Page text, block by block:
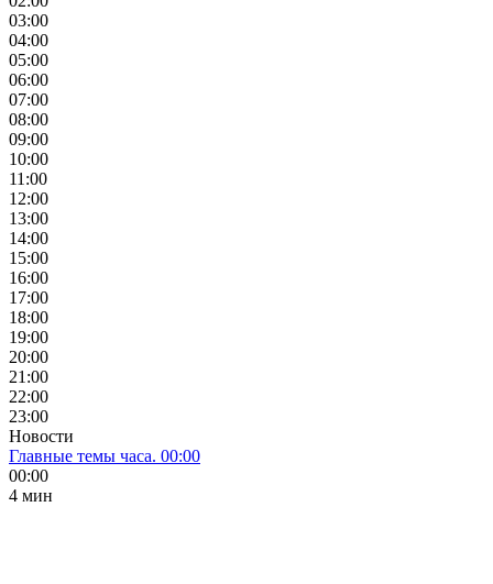
03:00
04:00
05:00
06:00
07:00
08:00
09:00
10:00
11:00
12:00
13:00
14:00
15:00
16:00
17:00
18:00
19:00
20:00
21:00
22:00
23:00
Новости
Главные темы часа. 00:00
00:00
4 мин